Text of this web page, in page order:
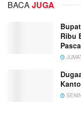
BACAJUGA
Ribu